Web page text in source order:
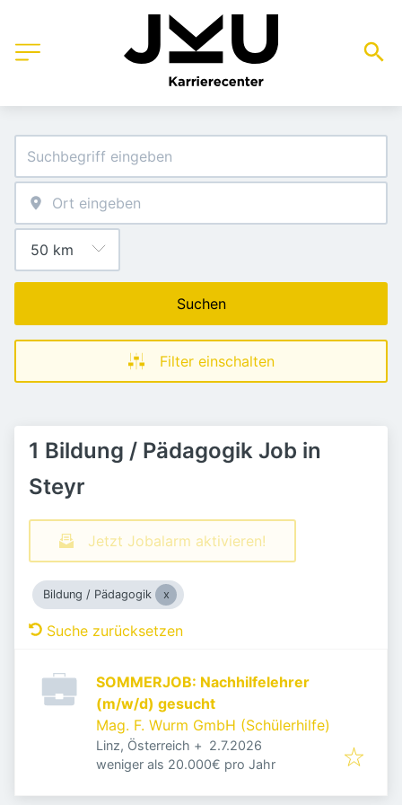
Suchen
Filter einschalten
1 Bildung / Pädagogik Job in
Steyr
Jetzt Jobalarm aktivieren!
Bildung / Pädagogik
Suche zurücksetzen
SOMMERJOB: Nachhilfelehrer
(m/w/d) gesucht
Mag. F. Wurm GmbH (Schülerhilfe)
Linz, Österreich + Veröffentlicht
2.7.2026
weniger als 20.000€ pro Jahr